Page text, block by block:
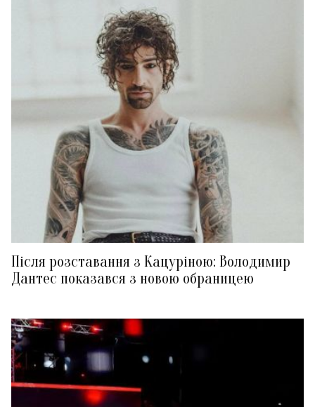
Після розставання з Кацуріною: Володимир
Дантес показався з новою обраницею